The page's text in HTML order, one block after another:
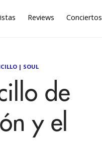
Reviews Conciertos
| SOUL
de
y el